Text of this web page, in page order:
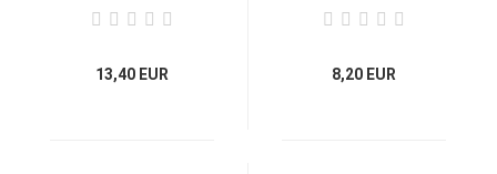
13,40 EUR 8,20 EUR